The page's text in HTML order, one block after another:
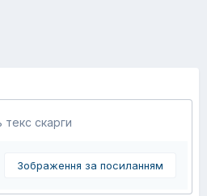
скарги
Зображення за посиланням